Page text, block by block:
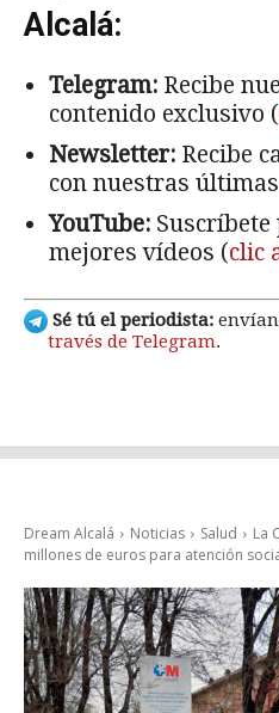
Alcalá:
Telegram: Recibe
contenido exclusivo (
Newsletter: Recibe
con nuestras
YouTube:
mejores vídeos (clic
Sé tú el periodista:
través de Telegram.